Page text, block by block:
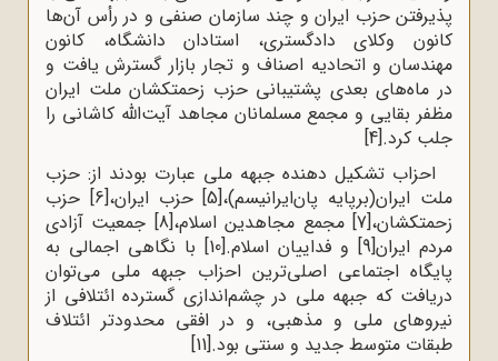
پذیرفتن حزب ایران و چند سازمان صنفی و در رأس آن‌ها
کانون وکلای دادگستری، استادان دانشگاه، کانون
مهندسان و اتحادیه اصناف و تجار بازار گسترش یافت و
در ماه‌های بعدی پشتیبانی حزب زحمتکشان ملت ایران
مظفر بقایی و مجمع مسلمانان مجاهد آیت‌الله کاشانی را
جلب کرد.[4]
احزاب تشکیل ‌دهنده جبهه ملی عبارت بودند از: حزب
ملت ایران(برپایه پان‌ایرانیسم)،[5] حزب ایران،[6]
حزب
زحمتکشان،[7] مجمع مجاهدین اسلام،[8]
جمعیت آزادی
مردم ایران[9] و فداییان اسلام.[10]
با نگاهی اجمالی به
پایگاه اجتماعی اصلی‌ترین احزاب جبهه ملی می‌توان
دریافت که جبهه ملی در چشم‌اندازی گسترده ائتلافی از
نیروهای ملی و مذهبی، و در افقی محدودتر ائتلاف
طبقات متوسط جدید و سنتی بود.[11]